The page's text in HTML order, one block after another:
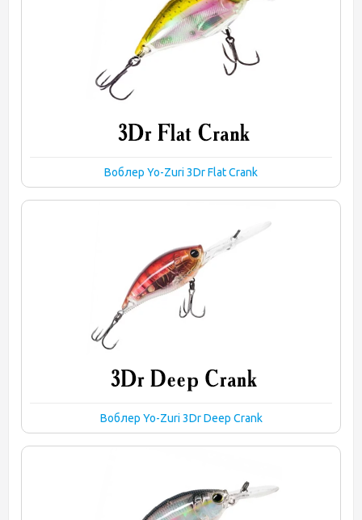
Воблер Yo-Zuri 3Dr Flat Crank
Воблер Yo-Zuri 3Dr Deep Crank